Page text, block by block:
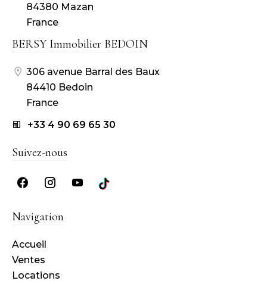
84380 Mazan
France
BERSY Immobilier BEDOIN
306 avenue Barral des Baux
84410 Bedoin
France
+33 4 90 69 65 30
Suivez-nous
Navigation
Accueil
Ventes
Locations